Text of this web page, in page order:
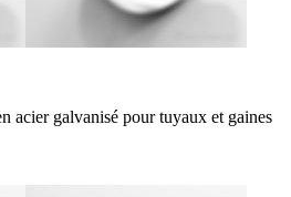
acier galvanisé pour tuyaux et gaines